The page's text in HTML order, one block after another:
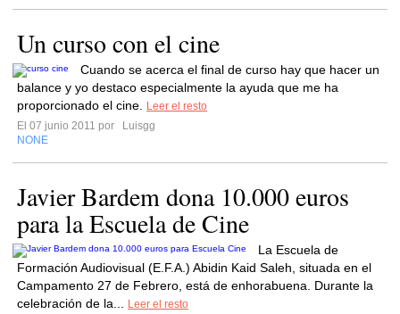
Un curso con el cine
Cuando se acerca el final de curso hay que hacer un
balance y yo destaco especialmente la ayuda que me ha
proporcionado el cine.
Leer el resto
El 07 junio 2011 por
Luisgg
NONE
Javier Bardem dona 10.000 euros
para la Escuela de Cine
La Escuela de
Formación Audiovisual (E.F.A.) Abidin Kaid Saleh, situada en el
Campamento 27 de Febrero, está de enhorabuena. Durante la
celebración de la...
Leer el resto